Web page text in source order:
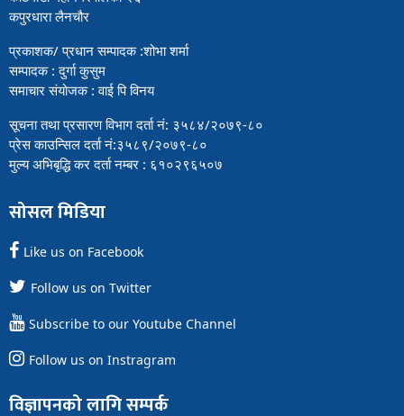
कपुरधारा लैनचौर
प्रकाशक/ प्रधान सम्पादक :शोभा शर्मा
सम्पादक : दुर्गा कुसुम
समाचार संयोजक : वाई पि विनय
सूचना तथा प्रसारण विभाग दर्ता नं: ३५८४/२०७९-८०
प्रेस काउन्सिल दर्ता नं:३५८९/२०७९-८०
मुल्य अभिबृद्धि कर दर्ता नम्बर : ६१०२९६५०७
सोसल मिडिया
Like us on Facebook
Follow us on Twitter
Subscribe to our Youtube Channel
Follow us on Instragram
विज्ञापनको लागि सम्पर्क